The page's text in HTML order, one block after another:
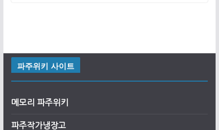
파주위키 사이트
메모리 파주위키
파주작가냉장고